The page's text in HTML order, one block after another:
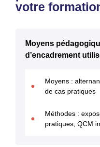
votre
Moyens
d’encadrement
Moyens :
de cas pratiques
Méthodes :
pratiques, QCM